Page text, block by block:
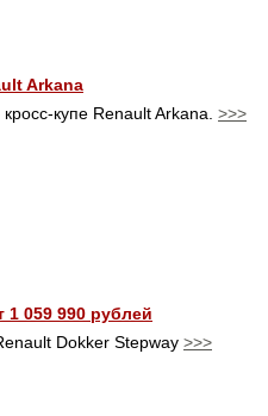
Arkana
купе Renault Arkana. >>>
059 990 рублей
Dokker Stepway >>>